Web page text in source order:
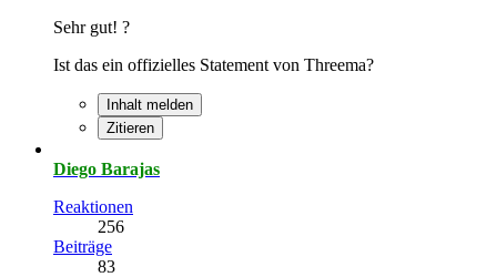
Sehr gut! ?
Ist das ein offizielles Statement von Threema?
Inhalt melden
Zitieren
Diego Barajas
Reaktionen
256
Beiträge
83